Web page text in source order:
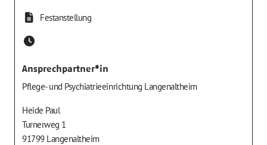
Festanstellung
Ansprechpartner*in
Pflege- und Psychiatrieeinrichtung Langenaltheim
Heide Paul
Turnerweg 1
91799 Langenaltheim